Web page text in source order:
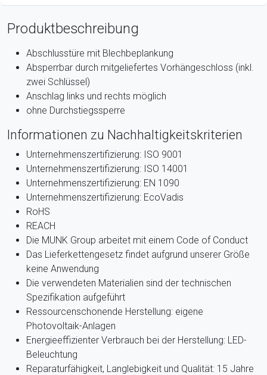
Produktbeschreibung
Abschlusstüre mit Blechbeplankung
Absperrbar durch mitgeliefertes Vorhängeschloss (inkl.
zwei Schlüssel)
Anschlag links und rechts möglich
ohne Durchstiegssperre
Informationen zu Nachhaltigkeitskriterien
Unternehmenszertifizierung: ISO 9001
Unternehmenszertifizierung: ISO 14001
Unternehmenszertifizierung: EN 1090
Unternehmenszertifizierung: EcoVadis
RoHS
REACH
Die MUNK Group arbeitet mit einem Code of Conduct
Das Lieferkettengesetz findet aufgrund unserer Größe
keine Anwendung
Die verwendeten Materialien sind der technischen
Spezifikation aufgeführt
Ressourcenschonende Herstellung: eigene
Photovoltaik-Anlagen
Energieeffizienter Verbrauch bei der Herstellung: LED-
Beleuchtung
Reparaturfähigkeit, Langlebigkeit und Qualität: 15 Jahre